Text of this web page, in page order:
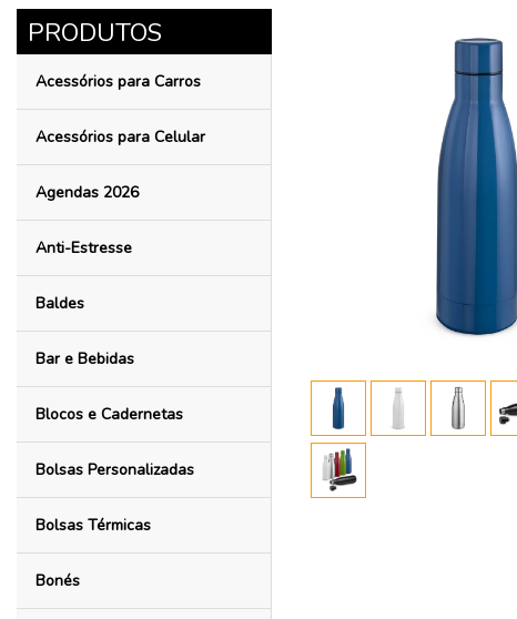
Acessórios para Carros
Acessórios para Celular
Agendas 2026
Anti-Estresse
Baldes
Bar e Bebidas
Blocos e Cadernetas
Bolsas Personalizadas
Bolsas Térmicas
Bonés